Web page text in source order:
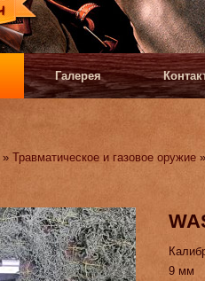
Галерея
»Травматическое и газовое оружие
9 мм